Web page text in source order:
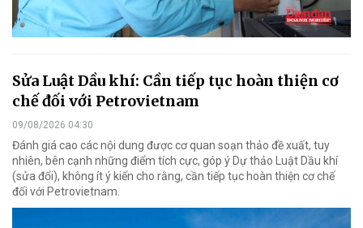
Sửa Luật Dầu khí: Cần tiếp tục hoàn thiện cơ
chế đối với Petrovietnam
09/08/2026 04:30
Đánh giá cao các nội dung được cơ quan soạn thảo đề xuất, tuy
nhiên, bên cạnh những điểm tích cực, góp ý Dự thảo Luật Dầu khí
(sửa đổi), không ít ý kiến cho rằng, cần tiếp tục hoàn thiện cơ chế
đối với Petrovietnam.